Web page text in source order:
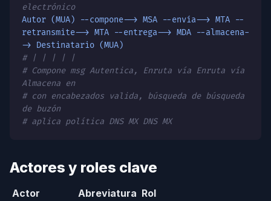
electrónico
Autor (MUA) --compone--> MSA --envía--> MTA --
retransmite--> MTA --entrega--> MDA --almacena-
-> Destinatario (MUA)
# | | | | |
# Compone msg Autentica, Enruta vía Enruta vía
Almacena en
# con encabezados valida, búsqueda de búsqueda
de buzón
# aplica política DNS MX DNS MX
Actores y roles clave
Actor Abreviatura Rol